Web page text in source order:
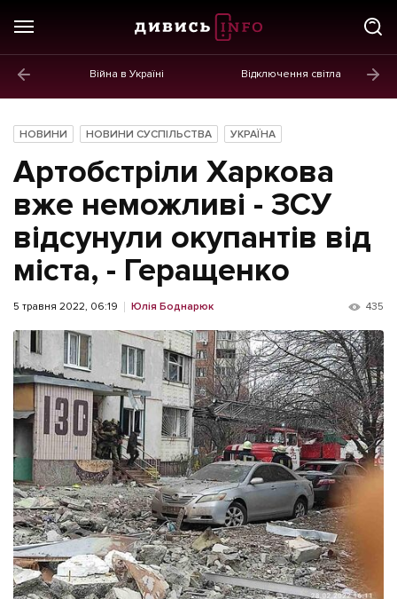
Війна в Україні Відключення світла
Новини
Політика
Економіка
Бізнес
Життя
Культура
Афіша
ІНШЕ
Інтерв'ю
Картки
Репортаж
Розслідування
Погляди
Ініціативи
Прес-релізи
Фото/Відео
Made in Lviv
НОВИНИ НОВИНИ СУСПІЛЬСТВА УКРАЇНА
Артобстріли Харкова
вже неможливі - ЗСУ
відсунули окупантів від
міста, - Геращенко
5 травня 2022, 06:19 Юлія Боднарюк 435